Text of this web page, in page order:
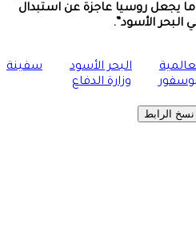
ما يجعل روسيا عاجزة عن استبدال
الأسود”.
البحر الأسود
سفينة
وزارة الدفاع
نسخ الرابط